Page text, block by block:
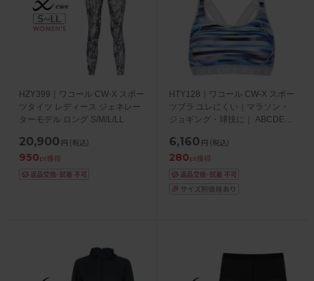
HZY399｜ワコール CW-X スポー
ツタイツ レディース ジェネレー
ターモデル ロング S/M/L/LL
20,900 円 (税込)
950pt獲得
HTY128｜ワコール CW-X スポー
ツブラ ユレにくい｜マラソン・
ジョギング・球技に｜ ABCDEF
6,160 円 (税込)
280pt獲得